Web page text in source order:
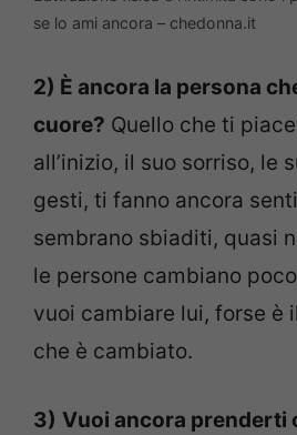
se lo ami ancora – chedonna.it
2) È ancora la persona
cuore? Quello che ti
all’inizio, il suo sorriso, le
gesti, ti fanno ancora
sembrano sbiaditi, quasi
le persone cambiano
vuoi cambiare lui, forse è
che è cambiato.
3) Vuoi ancora prenderti